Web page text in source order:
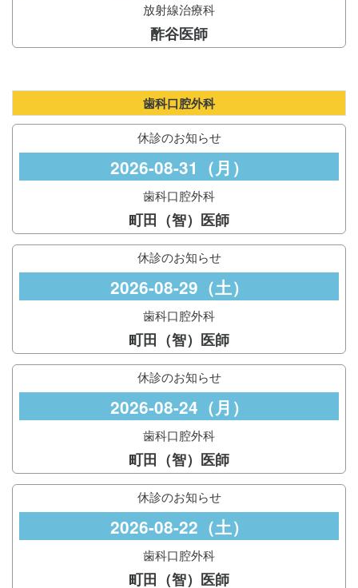
放射線治療科
酢谷医師
歯科口腔外科
休診のお知らせ
2026-08-31（月）
歯科口腔外科
町田（智）医師
休診のお知らせ
2026-08-29（土）
歯科口腔外科
町田（智）医師
休診のお知らせ
2026-08-24（月）
歯科口腔外科
町田（智）医師
休診のお知らせ
2026-08-22（土）
歯科口腔外科
町田（智）医師